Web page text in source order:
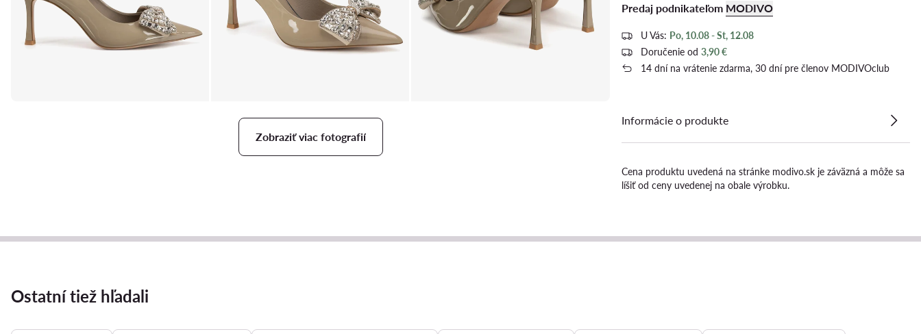
Zobraziť viac fotografií
Predaj podnikateľom MODIVO
U Vás: Po, 10.08 - St, 12.08
Doručenie od 3,90 €
14 dní na vrátenie zdarma, 30 dní pre členov MODIVOclub
Informácie o produkte
Cena produktu uvedená na stránke modivo.sk je záväzná a môže sa
líšiť od ceny uvedenej na obale výrobku.
Ostatní tiež hľadali